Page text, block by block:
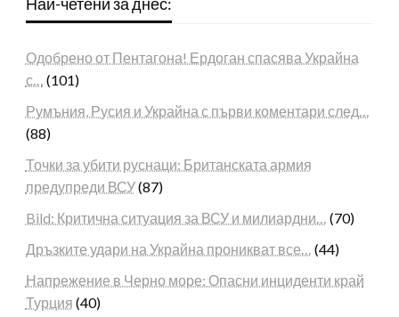
Одобрено от Пентагона! Ердоган спасява Украйна
с… (101)
Румъния, Русия и Украйна с първи коментари след…
(88)
Точки за убити руснаци: Британската армия
предупреди ВСУ(87)
Bild: Критична ситуация за ВСУ и милиардни… (70)
Дръзките удари на Украйна проникват все… (44)
Напрежение в Черно море: Опасни инциденти край
Турция (40)